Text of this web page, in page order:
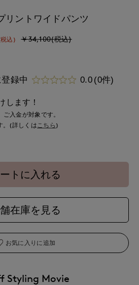
リントワイドパンツ
込) ￥34,100(税込)
録中 0.0 (0件)
します！
ご入金が対象です。
。(詳しくは こちら )
トに入れる
在庫を見る
お気に入りに追加
Styling Movie